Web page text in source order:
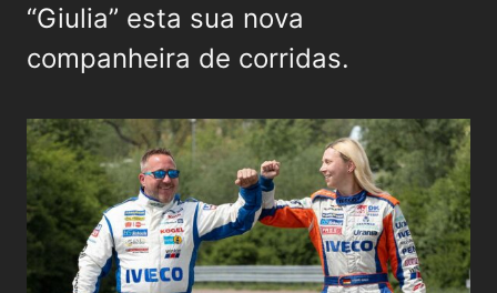
“Giulia” esta sua nova
companheira de corridas.